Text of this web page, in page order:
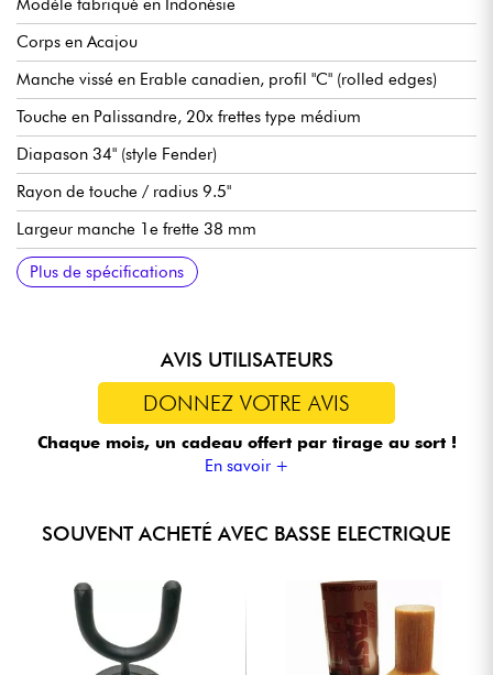
Modèle fabriqué en Indonésie
Corps en Acajou
Manche vissé en Erable canadien, profil "C" (rolled edges)
Touche en Palissandre, 20x frettes type médium
Diapason 34" (style Fender)
Rayon de touche / radius 9.5"
Largeur manche 1e frette 38 mm
Micros Sire Standard J-Revolution Pickup set
Sire Standard 2-Band Preamp, débrayable active/passive (18v
via 2x piles 9v)
Volume
Tonalité
Balance micros
Aigus
Basse (push / pull pour modes actif ou passif)
Chevalet Sire Standard Bass Bridge with Body Thru Hole
Mécaniques Sire Standard Open Gear
Finition corps satin
Finition manche satin
Plus de spécifications
AVIS UTILISATEURS
DONNEZ VOTRE AVIS
Chaque mois, un cadeau offert par tirage au sort !
En savoir +
SOUVENT ACHETÉ AVEC BASSE ELECTRIQUE